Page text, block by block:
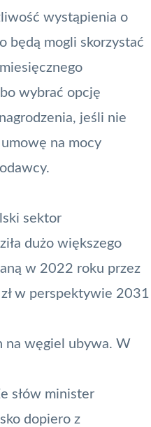
wystąpienia o
będą mogli skorzystać
wybrać opcję
jeśli nie
na mocy
sektor
dużo większego
w 2022 roku przez
w perspektywie 2031
na węgiel ubywa. W
słów minister
dopiero z